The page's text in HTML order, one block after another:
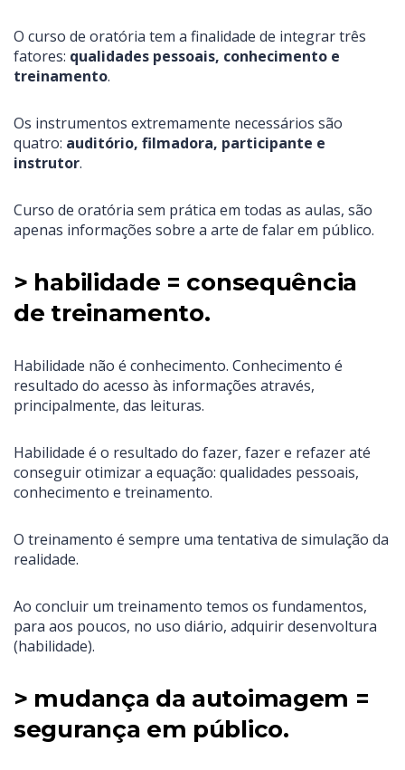
O curso de oratória tem a finalidade de integrar três
fatores: qualidades pessoais, conhecimento e
treinamento.
Os instrumentos extremamente necessários são
quatro: auditório, filmadora, participante e
instrutor.
Curso de oratória sem prática em todas as aulas, são
apenas informações sobre a arte de falar em público.
> habilidade = consequência
de treinamento.
Habilidade não é conhecimento. Conhecimento é
resultado do acesso às informações através,
principalmente, das leituras.
Habilidade é o resultado do fazer, fazer e refazer até
conseguir otimizar a equação: qualidades pessoais,
conhecimento e treinamento.
O treinamento é sempre uma tentativa de simulação da
realidade.
Ao concluir um treinamento temos os fundamentos,
para aos poucos, no uso diário, adquirir desenvoltura
(habilidade).
> mudança da autoimagem =
segurança em público.